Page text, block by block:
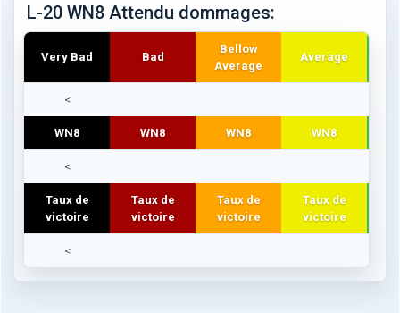
L-20 WN8 Attendu dommages:
Very Bad Bad
Bellow
Average
Average
<
WN8 WN8 WN8 WN8
<
Taux de
victoire
Taux de
victoire
Taux de
victoire
Taux de
victoire
<